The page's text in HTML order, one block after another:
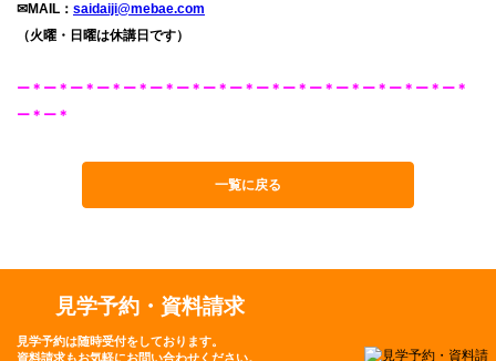
✉MAIL： saidaiji@mebae.com
（火曜・日曜は休講日です）
ー＊ー＊ー＊ー＊ー＊ー＊ー＊ー＊ー＊ー＊ー＊ー＊ー＊ー＊ー＊ー＊ー＊
ー＊ー＊
一覧に戻る
見学予約・資料請求
見学予約は随時受付をしております。
資料請求もお気軽にお問い合わせください。